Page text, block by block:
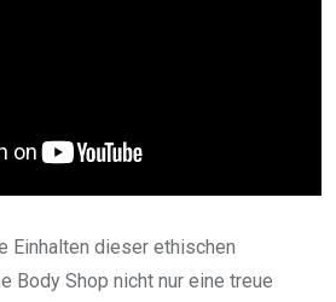
Einhalten dieser ethischen
Body Shop nicht nur eine treue